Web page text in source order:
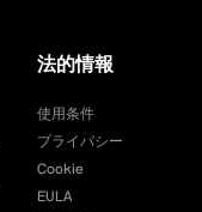
法的情報
使用条件
プライバシー
Cookie
EULA